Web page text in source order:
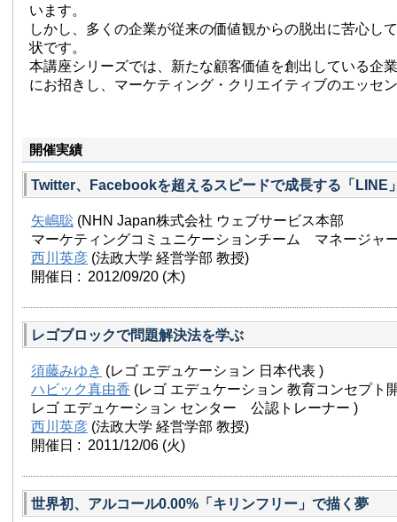
います。
しかし、多くの企業が従来の価値観からの脱出に苦心し
状です。
本講座シリーズでは、新たな顧客価値を創出している企
にお招きし、マーケティング・クリエイティブのエッセ
開催実績
Twitter、Facebookを超えるスピードで成長する「LINE
矢嶋聡 (NHN Japan株式会社 ウェブサービス本部
マーケティングコミュニケーションチーム マネージャ
西川英彦 (法政大学 経営学部 教授)
開催日 : 2012/09/20 (木)
レゴブロックで問題解決法を学ぶ
須藤みゆき (レゴ エデュケーション 日本代表 )
ハビック真由香 (レゴ エデュケーション 教育コンセプト
レゴ エデュケーション センター 公認トレーナー )
西川英彦 (法政大学 経営学部 教授)
開催日 : 2011/12/06 (火)
世界初、アルコール0.00%「キリンフリー」で描く夢